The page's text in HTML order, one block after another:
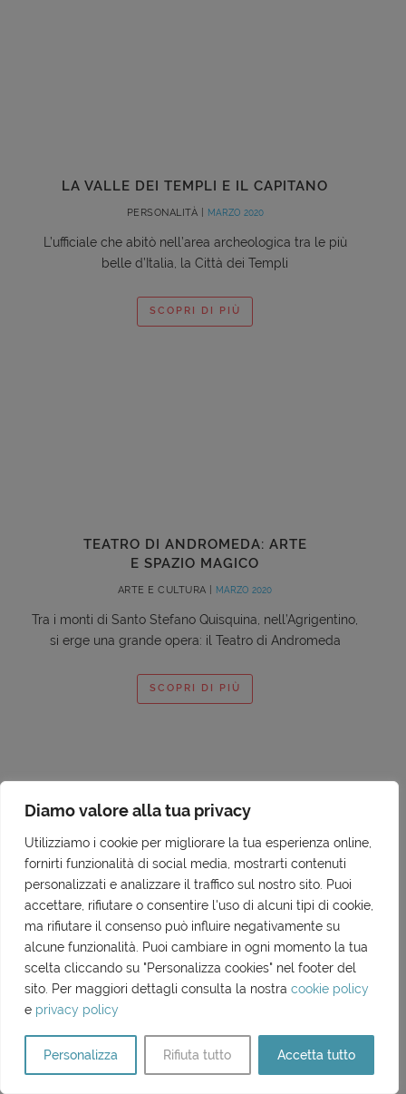
Diamo valore alla tua privacy
Utilizziamo i cookie per migliorare la tua esperienza online,
fornirti funzionalità di social media, mostrarti contenuti
personalizzati e analizzare il traffico sul nostro sito. Puoi
accettare, rifiutare o consentire l'uso di alcuni tipi di cookie,
ma rifiutare il consenso può influire negativamente su
alcune funzionalità. Puoi cambiare in ogni momento la tua
scelta cliccando su "Personalizza cookies" nel footer del
sito. Per maggiori dettagli consulta la nostra cookie policy
e privacy policy
Personalizza Rifiuta tutto Accetta tutto
LA VALLE DEI TEMPLI E IL CAPITANO
PERSONALITÀ | MARZO 2020
L’ufficiale che abitò nell’area archeologica tra le più
belle d’Italia, la Città dei Templi
SCOPRI DI PIÙ
TEATRO DI ANDROMEDA: ARTE
E SPAZIO MAGICO
ARTE E CULTURA | MARZO 2020
Tra i monti di Santo Stefano Quisquina, nell’Agrigentino,
si erge una grande opera: il Teatro di Andromeda
SCOPRI DI PIÙ
SCALA DEI TURCHI SICILIA D’AMARE
MITI E LEGGENDE |MARZO 2020
d’amore nato nel mare della Scala dei Turchi